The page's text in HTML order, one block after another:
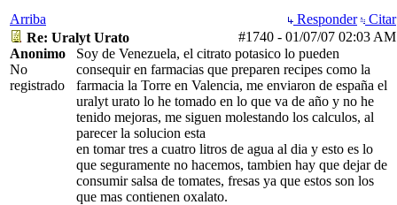
Arriba Responder
Citar
#1740 - 01/07/07 02:03 AM
Re: Uralyt Urato
Anonimo
No
registrado
Soy de Venezuela, el citrato potasico lo pueden
consequir en farmacias que preparen recipes como la
farmacia la Torre en Valencia, me enviaron de españa el
uralyt urato lo he tomado en lo que va de año y no he
tenido mejoras, me siguen molestando los calculos, al
parecer la solucion esta
en tomar tres a cuatro litros de agua al dia y esto es lo
que seguramente no hacemos, tambien hay que dejar de
consumir salsa de tomates, fresas ya que estos son los
que mas contienen oxalato.